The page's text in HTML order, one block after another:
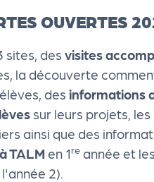
OUVERTES
sites, des visites
la découverte
des informations
sur leurs projets, les
ainsi que des
TALM en 1reannée et les
2).